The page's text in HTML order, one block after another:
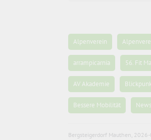
Alpenverein
arrampicarnia 56. Fit
AV Akademie
Bessere Mobilität
Bergsteigerdorf Mauthen,